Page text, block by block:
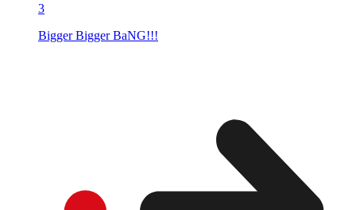
3
Bigger Bigger BaNG!!!